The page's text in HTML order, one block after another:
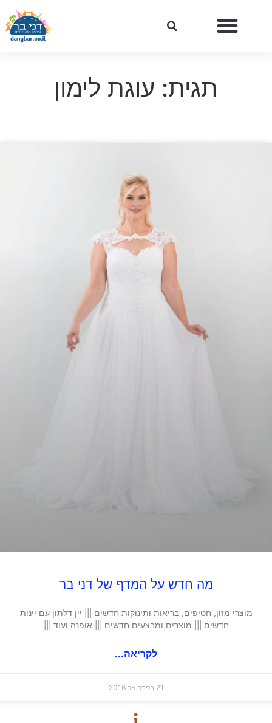
תגית: עוגת לימון
מה חדש על המדף של דני בר
מוצרי מזון, חטיפים, בריאות ותינוקות חדשים ||| יין דלתון עם יינות
חדשים ||| מוצרים ומבצעים חדשים ||| אופנה ועוד |||
לקריאה...
21 בפברואר 2016